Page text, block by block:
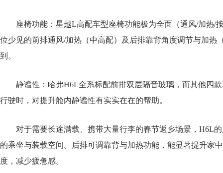
座椅功能：星越L高配车型座椅功能极为全面（通风/加热/
位少见的前排通风/加热（中高配）及后排靠背角度调节与加热
到。
静谧性：哈弗H6L全系标配前排双层隔音玻璃，而其他四款
行驶时，对提升舱内静谧性有实实在在的帮助。
对于需要长途满载、携带大量行李的春节返乡场景，H6L的
的乘坐与装载空间。后排可调靠背与加热功能，能显著提升家
度，减少疲惫感。